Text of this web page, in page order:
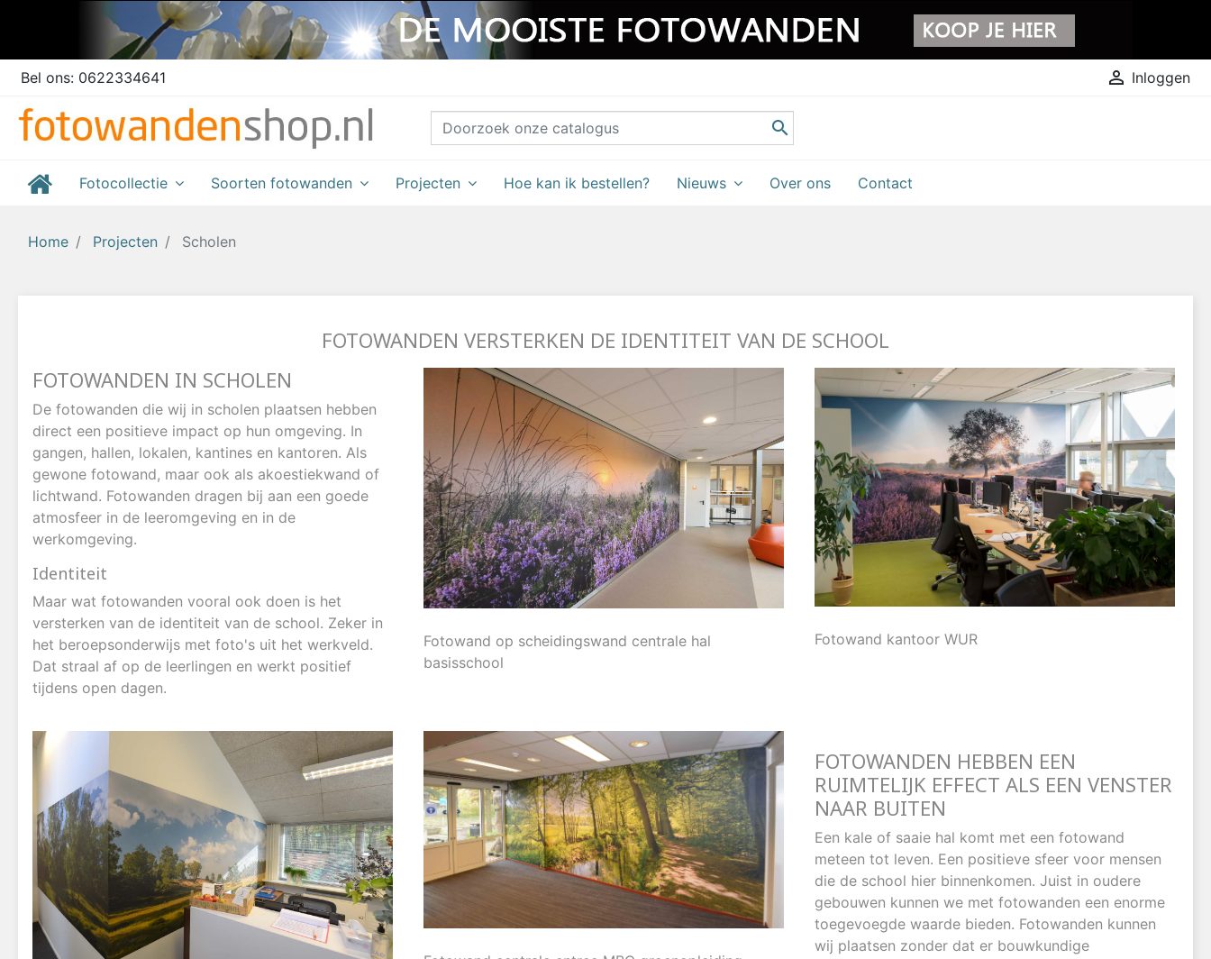
Bel ons: 0622334641  Inloggen

Fotocollectie Soorten fotowanden Projecten Hoe kan ik bestellen? Nieuws Over ons Contact
Home Projecten Scholen
FOTOWANDEN VERSTERKEN DE IDENTITEIT VAN DE SCHOOL
FOTOWANDEN IN SCHOLEN
De fotowanden die wij in scholen plaatsen hebben
direct een positieve impact op hun omgeving. In
gangen, hallen, lokalen, kantines en kantoren. Als
gewone fotowand, maar ook als akoestiekwand of
lichtwand. Fotowanden dragen bij aan een goede
atmosfeer in de leeromgeving en in de
werkomgeving.
Identiteit
Maar wat fotowanden vooral ook doen is het
versterken van de identiteit van de school. Zeker in
het beroepsonderwijs met foto's uit het werkveld.
Dat straal af op de leerlingen en werkt positief
tijdens open dagen.
Fotowand op scheidingswand centrale hal
basisschool
Fotowand kantoor WUR
FOTOWANDEN HEBBEN EEN
RUIMTELIJK EFFECT ALS EEN VENSTER
NAAR BUITEN
Een kale of saaie hal komt met een fotowand
meteen tot leven. Een positieve sfeer voor mensen
die de school hier binnenkomen. Juist in oudere
gebouwen kunnen we met fotowanden een enorme
toegevoegde waarde bieden. Fotowanden kunnen
wij plaatsen zonder dat er bouwkundige